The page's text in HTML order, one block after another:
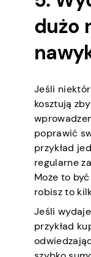
dużo
Jeśli
kosztują
poprawić
przykład
regularne
Może to
robisz to
Jeśli
przykład